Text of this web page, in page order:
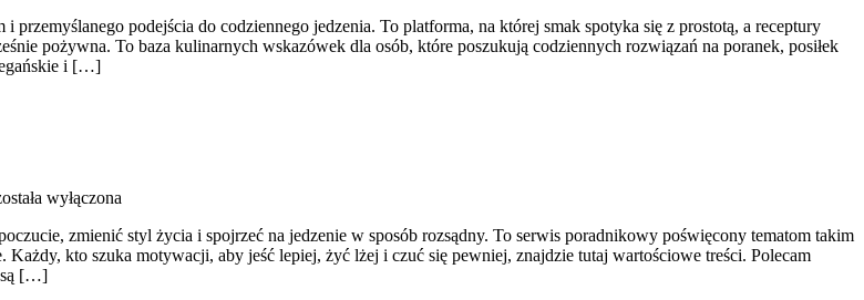
podejścia do codziennego jedzenia. To platforma, na której smak spotyka się z prostotą, a receptury
pożywna. To baza kulinarnych wskazówek dla osób, które poszukują codziennych rozwiązań na poranek, posiłek
i […]
wyłączona
zmienić styl życia i spojrzeć na jedzenie w sposób rozsądny. To serwis poradnikowy poświęcony tematom takim
kto szuka motywacji, aby jeść lepiej, żyć lżej i czuć się pewniej, znajdzie tutaj wartościowe treści. Polecam
są […]